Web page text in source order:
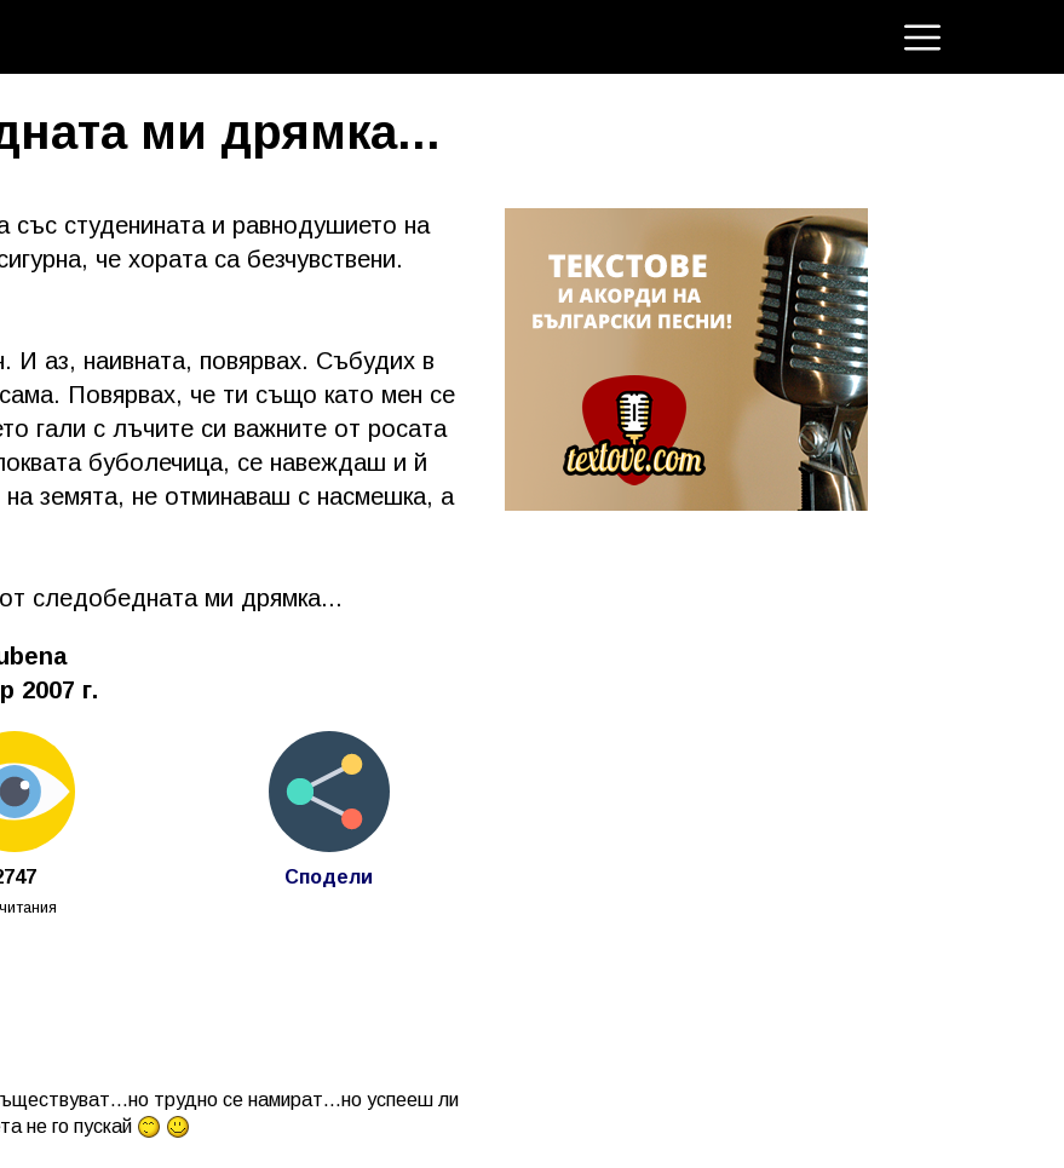
ми дрямка...
студенината и равнодушието на
че хората са безчувствени.
И аз, наивната, повярвах. Събудих в
Повярвах, че ти също като мен се
гали с лъчите си важните от росата
буболечица, се навеждаш и й
земята, не отминаваш с насмешка, а
следобедната ми дрямка...
2007 г.
Сподели
трудно се намират...но успееш ли
не го пускай